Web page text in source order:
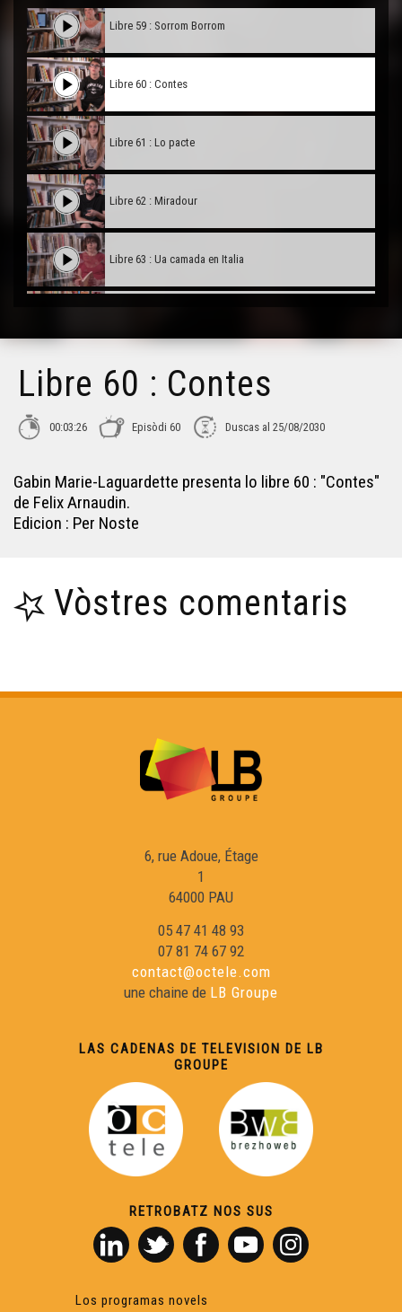
Libre 59 : Sorrom Borrom
Libre 60 : Contes
Libre 61 : Lo pacte
Libre 62 : Miradour
Libre 63 : Ua camada en Italia
Libre 65 : Sèt contes occitans
Libre 66 : Conte de Fèlix Arnaudin en bendas
dessenhadas
Libre 67 : De las soritz e deus òmis
Libre 69 : Òbra poetica
Libre 60 : Contes
00:03:26 Episòdi 60 Duscas al 25/08/2030
Gabin Marie-Laguardette presenta lo libre 60 : "Contes"
de Felix Arnaudin.
Edicion : Per Noste
Vòstres comentaris
6, rue Adoue, Étage
1
64000 PAU
05 47 41 48 93
07 81 74 67 92
contact@octele.com
une chaine de LB Groupe
LAS CADENAS DE TELEVISION DE LB
GROUPE
RETROBATZ NOS SUS
Los programas novels